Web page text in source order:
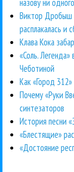
Виктор Дробыш
расплакалась и
Клава Кока
«Соль.
Чеботиной
Как «Город
Почему «Руки
синтезаторов
История песни
«Блестящие»
«Достояние